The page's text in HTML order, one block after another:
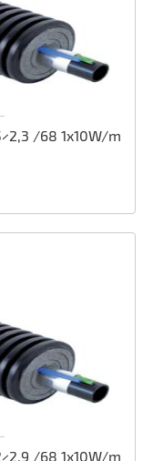
/68 1x10W/m
/68 1x10W/m